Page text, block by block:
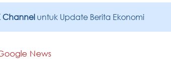
Channel untuk Update Berita Ekonomi
News